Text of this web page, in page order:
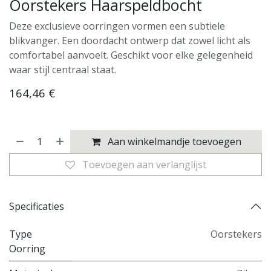
Oorstekers Haarspeldbocht
Deze exclusieve oorringen vormen een subtiele
blikvanger. Een doordacht ontwerp dat zowel licht als
comfortabel aanvoelt. Geschikt voor elke gelegenheid
waar stijl centraal staat.
164,46 €
Aan winkelmandje toevoegen
Toevoegen aan verlanglijst
Specificaties
Type
Oorring
Oorstekers